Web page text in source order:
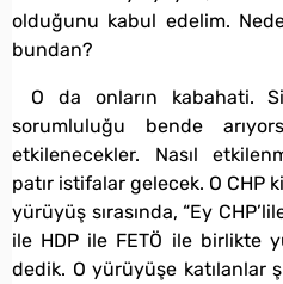
olduğunu kabul edelim.
bundan?
O da onların kabahati.
sorumluluğu bende
etkilenecekler. Nasıl
patır istifalar gelecek. O CHP
yürüyüş sırasında, “Ey
ile HDP ile FETÖ ile birlikte
dedik. O yürüyüşe katılanlar